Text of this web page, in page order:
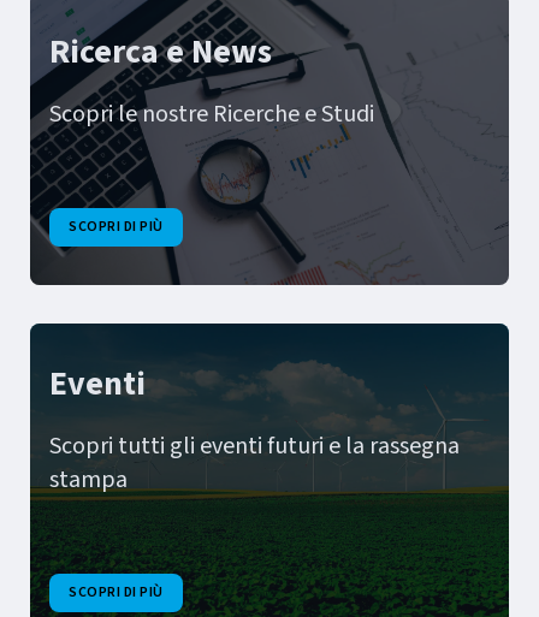
Ricerca e News
Scopri le nostre Ricerche e Studi
SCOPRI DI PIÙ
Eventi
Scopri tutti gli eventi futuri e la rassegna
stampa
SCOPRI DI PIÙ